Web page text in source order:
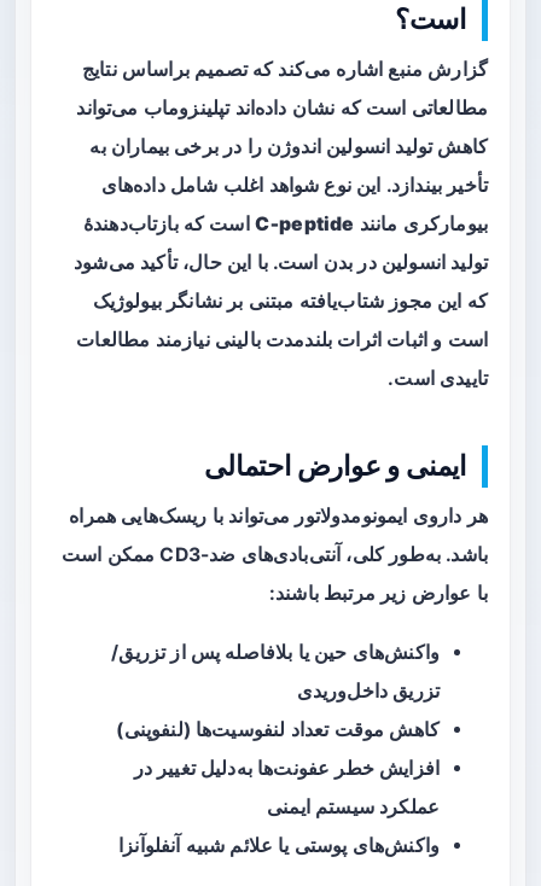
است؟
گزارش منبع اشاره می‌کند که تصمیم براساس نتایج
مطالعاتی است که نشان داده‌اند تپلینزوماب می‌تواند
کاهش تولید انسولین اندوژن را در برخی بیماران به
تأخیر بیندازد. این نوع شواهد اغلب شامل داده‌های
بیومارکری مانند C‑peptide است که بازتاب‌دهندهٔ
تولید انسولین در بدن است. با این حال، تأکید می‌شود
که این مجوز شتاب‌یافته مبتنی بر نشانگر بیولوژیک
است و اثبات اثرات بلندمدت بالینی نیازمند مطالعات
تاییدی است.
ایمنی و عوارض احتمالی
هر داروی ایمونومدولاتور می‌تواند با ریسک‌هایی همراه
باشد. به‌طور کلی، آنتی‌بادی‌های ضد-CD3 ممکن است
با عوارض زیر مرتبط باشند:
واکنش‌های حین یا بلافاصله پس از تزریق/
تزریق داخل‌وریدی
کاهش موقت تعداد لنفوسیت‌ها (لنفوپنی)
افزایش خطر عفونت‌ها به‌دلیل تغییر در
عملکرد سیستم ایمنی
واکنش‌های پوستی یا علائم شبیه آنفلوآنزا